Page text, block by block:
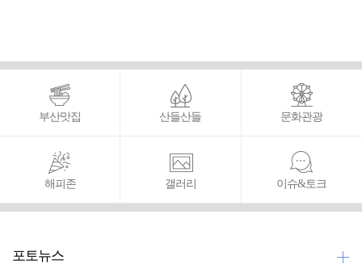
부산맛집 산들산들 문화관광
해피존 갤러리 이슈&토크
포토뉴스